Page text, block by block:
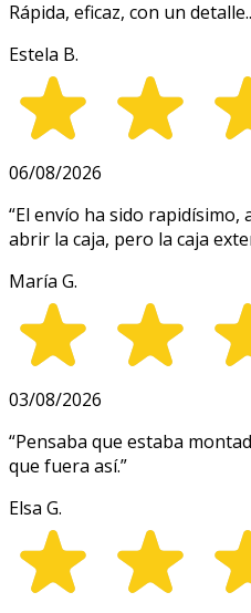
Rápida, eficaz, con un
Estela B.
06/08/2026
“El envío ha sido rapidísimo,
abrir la caja, pero la caja
María G.
03/08/2026
“Pensaba que estaba
que fuera así.”
Elsa G.